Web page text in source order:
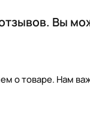
Вы
о товаре. Нам